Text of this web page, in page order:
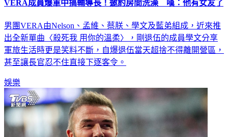
VERA成員爆軍中搞輔導長！邀約房間洗澡 嘆：他有女友了
男團VERA由Nelson、孟維、蔡朕、學文及藍弟組成，近來推
出全新單曲〈殺死我 用你的溫柔〉，剛退伍的成員學文分享
軍旅生活時更是笑料不斷，自爆退伍當天超捨不得離開營區，
甚至讓長官忍不住直接下逐客令。
娛樂